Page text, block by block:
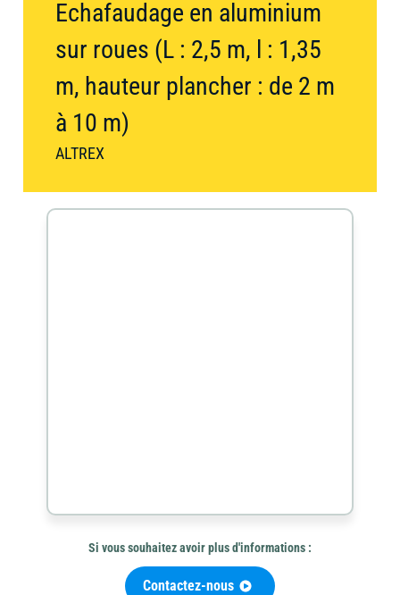
contacter
OccasionCompactageCompresseur
Divers
nacelle
électrogène
pelle
et
brouette
coupe
Echafaudage en aluminium
sur roues (L : 2,5 m, l : 1,35
m, hauteur plancher : de 2 m
à 10 m)
ALTREX
Si vous souhaitez avoir plus d'informations :
Contactez-nous